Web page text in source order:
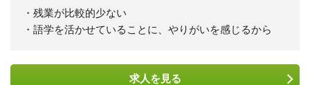
・残業が比較的少ない
・語学を活かせていることに、やりがいを感じるから
求人を見る